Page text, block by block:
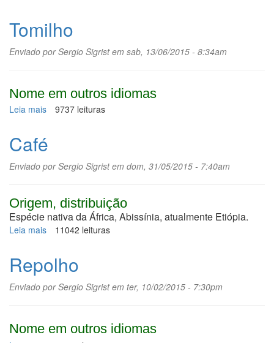
Tomilho
Enviado porSergio Sigristem sab, 13/06/2015 - 8:34am
Nome em outros idiomas
Leia mais sobre
9737 leituras
Café
Enviado porSergio Sigristem dom, 31/05/2015 - 7:40am
Origem, distribuição
Espécie nativa da África, Abissínia, atualmente Etiópia.
Leia mais sobre
11042 leituras
Repolho
Enviado porSergio Sigristem ter, 10/02/2015 - 7:30pm
Nome em outros idiomas